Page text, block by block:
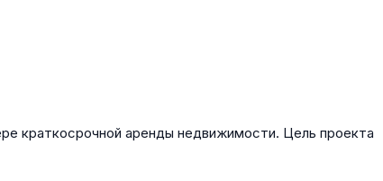
краткосрочной аренды недвижимости. Цель проекта